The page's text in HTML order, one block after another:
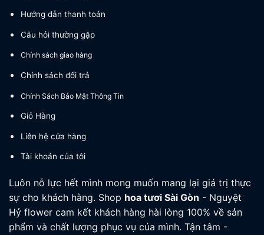
Hướng dẫn thanh toán
Câu hỏi thường gặp
Chính sách giao hàng
Chính sách đổi trả
Chính Sách Bảo Mật Thông Tin
Giỏ Hàng
Liên hệ cửa hàng
Tài khoản của tôi
Luôn nỗ lực hết mình mong muốn mang lại giá trị thực
sự cho khách hàng. Shop hoa tươi Sài Gòn - Nguyệt
Hỷ flower cam kết khách hàng hài lòng 100% về sản
phẩm và chất lượng phục vụ của mình. Tận tâm -